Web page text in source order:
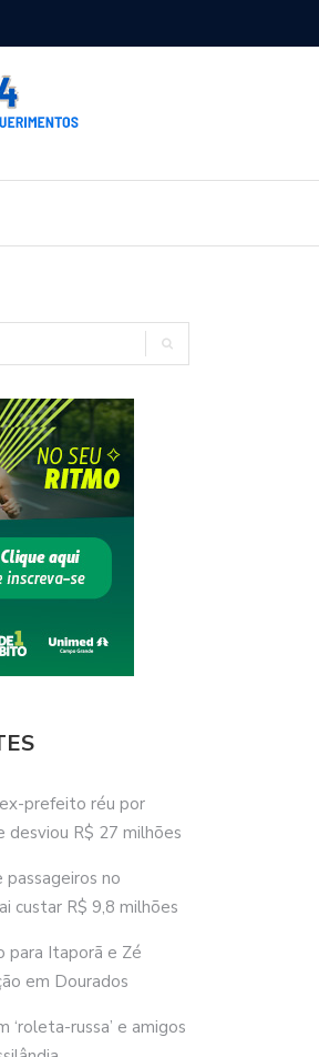
prefeito réu por
R$ 27 milhões
no
custar R$ 9,8 milhões
para Itaporã e Zé
em Dourados
russa’ e amigos